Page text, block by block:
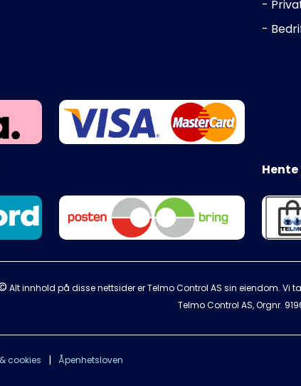
-
-
Alt innhold på disse nettsider er Telmo Control AS sin eiendom. Vi
Telmo Control AS, Orgnr.
cookies | Åpenhetsloven